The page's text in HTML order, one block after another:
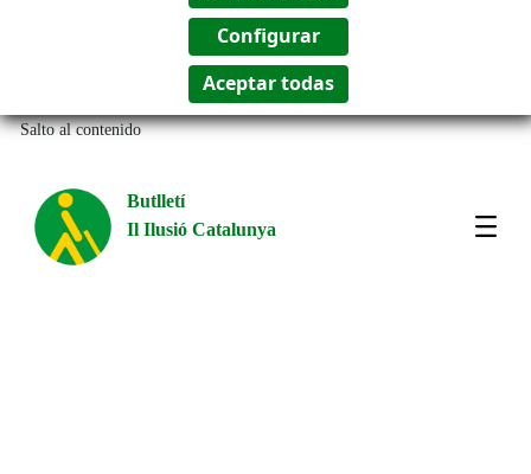
Salto al contenido
Butlletí
Il Ilusió Catalunya